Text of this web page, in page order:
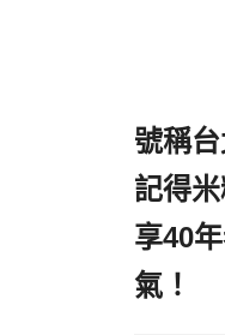
號稱
記得
享40
氣！